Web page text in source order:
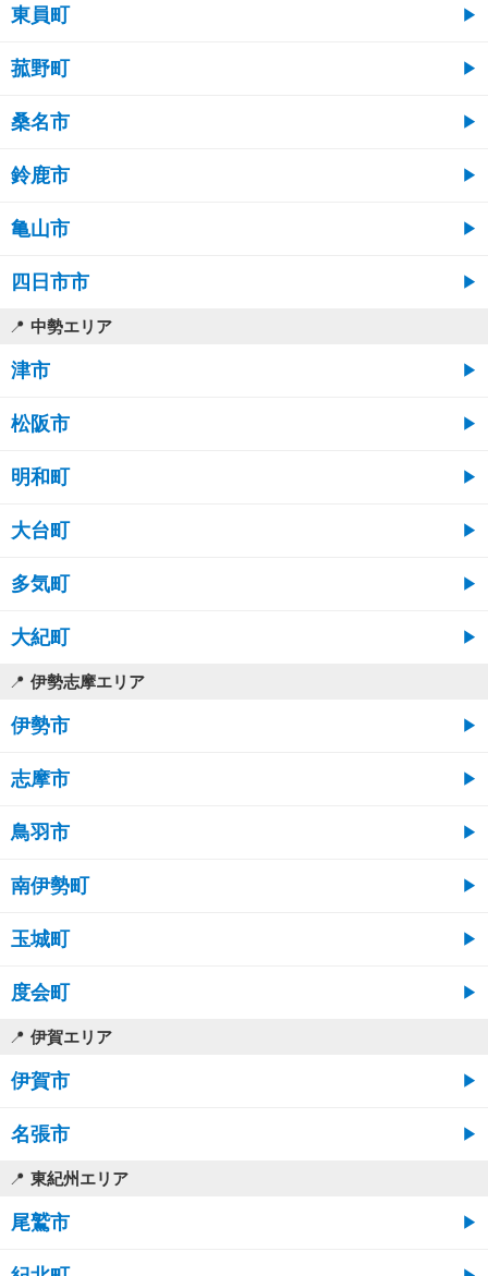
東員町
菰野町
桑名市
鈴鹿市
亀山市
四日市市
中勢エリア
津市
松阪市
明和町
大台町
多気町
大紀町
伊勢志摩エリア
伊勢市
志摩市
鳥羽市
南伊勢町
玉城町
度会町
伊賀エリア
伊賀市
名張市
東紀州エリア
尾鷲市